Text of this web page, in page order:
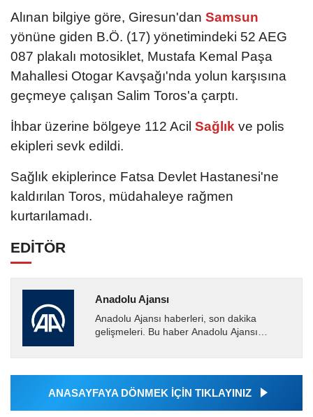
Alınan bilgiye göre, Giresun'dan Samsun
yönüne giden B.Ö. (17) yönetimindeki 52 AEG
087 plakalı motosiklet, Mustafa Kemal Paşa
Mahallesi Otogar Kavşağı'nda yolun karşısına
geçmeye çalışan Salim Toros'a çarptı.
İhbar üzerine bölgeye 112 Acil Sağlık ve polis
ekipleri sevk edildi.
Sağlık ekiplerince Fatsa Devlet Hastanesi'ne
kaldırılan Toros, müdahaleye rağmen
kurtarılamadı.
EDİTÖR
Anadolu Ajansı
Anadolu Ajansı haberleri, son dakika
gelişmeleri. Bu haber Anadolu Ajansı
tarafından geçilen tüm...
ANASAYFAYA DÖNMEK İÇİN TIKLAYINIZ